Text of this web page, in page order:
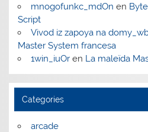
mnogofunkc_mdOn en
Script
Vivod iz zapoya na
Master System francesa
1win_iuOren La maleïda
Categories
arcade